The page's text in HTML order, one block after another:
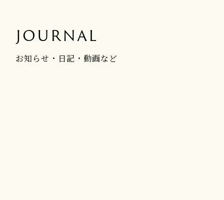
JOURNAL
お知らせ・日記・動画など